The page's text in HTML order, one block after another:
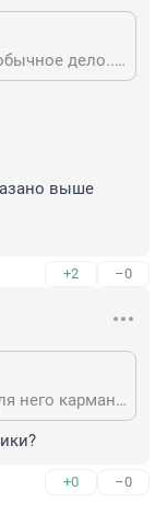
воровством никого не удивишь, обычное дело.... ему шьют госизмену.....
выше
+2 –0
тем более один миллион 😁 это для него карманные деньги мелочь..... ему пришьют другую статью как сказано выше за гос.измену роют под его шефа
+0 –0